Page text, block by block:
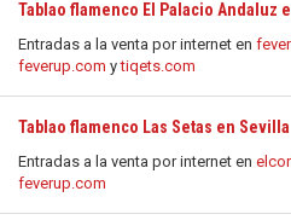
Tablao flamenco El Palacio Andaluz
Entradas a la venta por internet en
feverup.com ytiqets.com
Tablao flamenco Las Setas en Sevilla
Entradas a la venta por internet en
feverup.com